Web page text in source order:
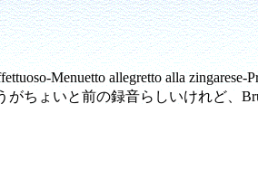
Menuetto allegretto alla zingarese-
ちょいと前の録音らしいけれど、